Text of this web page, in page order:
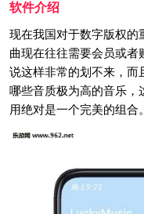
软件介绍
现在我国对于数字版权的
曲现在往往需要会员或者
说这样非常的划不来，而
哪些音质极为高的音乐，
用绝对是一个完美的组合。